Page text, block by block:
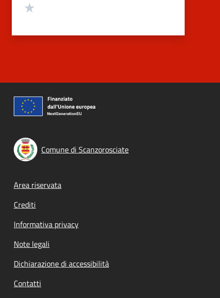
Comune di Scanzorosciate
Footer menu
Area riservata
Crediti
Informativa privacy
Note legali
Dichiarazione di accessibilità
Contatti